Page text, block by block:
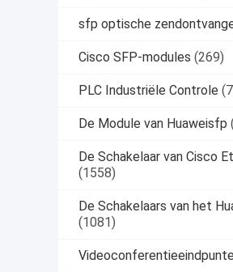
sfp optische
Cisco SFP-modules (269)
PLC Industriële Controle
De Module van Huaweisfp
De Schakelaar van Cisco
(1558)
De Schakelaars van het
(1081)